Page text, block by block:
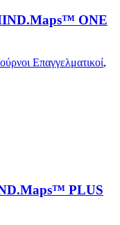
ONE
Επαγγελματικοί,
PLUS